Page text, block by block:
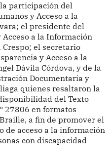
participación del
y Acceso a la
el presidente del
a la Información
el secretario
y Acceso a la
Dávila Córdova, y de la
Documentaria y
quienes resaltaron la
del Texto
27806 en formatos
a fin de promover el
de acceso a la información
con discapacidad